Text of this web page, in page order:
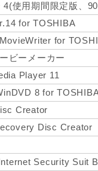
4(使用期間限定版、
for TOSHIBA
for
ビーメーカー
Player 11
8 for
Creator
Disc Creator
Security Suit